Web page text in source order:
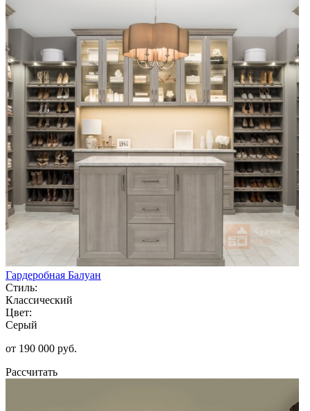
Гардеробная Балуан
Стиль:
Классический
Цвет:
Серый
от 190 000 руб.
Рассчитать